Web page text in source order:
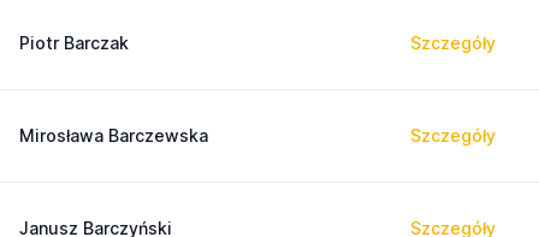
Piotr Barczak Szczegóły
Mirosława Barczewska Szczegóły
Janusz Barczyński Szczegóły